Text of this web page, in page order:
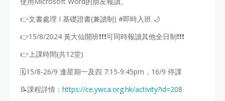
👉文書處理 I 基礎證書(兼讀制) #即時入班 🌙
👉15/8/2024 黃大仙開班❗️❗️❗️可同時報讀其他全日制❗️❗️❗️
👉上課時間(共12堂)
🗓15/8-26/9 逢星期一及四 7:15-9:45pm，16/9 停課
📝課程詳情： https://ce.ywca.org.hk/activity?id=208